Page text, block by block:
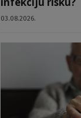
03.08.2026.